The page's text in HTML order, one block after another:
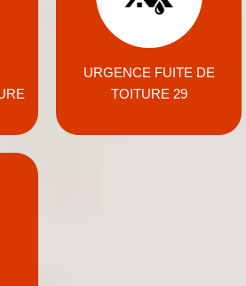
URGENCE FUITE DE
TOITURE 29